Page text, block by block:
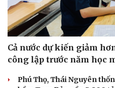
Cả nước dự kiến giảm
công lập trước năm học
Phú Thọ, Thái Nguyên